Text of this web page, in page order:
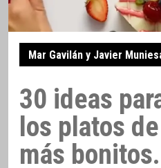
Mar Gavilán y Javier
30 ideas
los platos
más